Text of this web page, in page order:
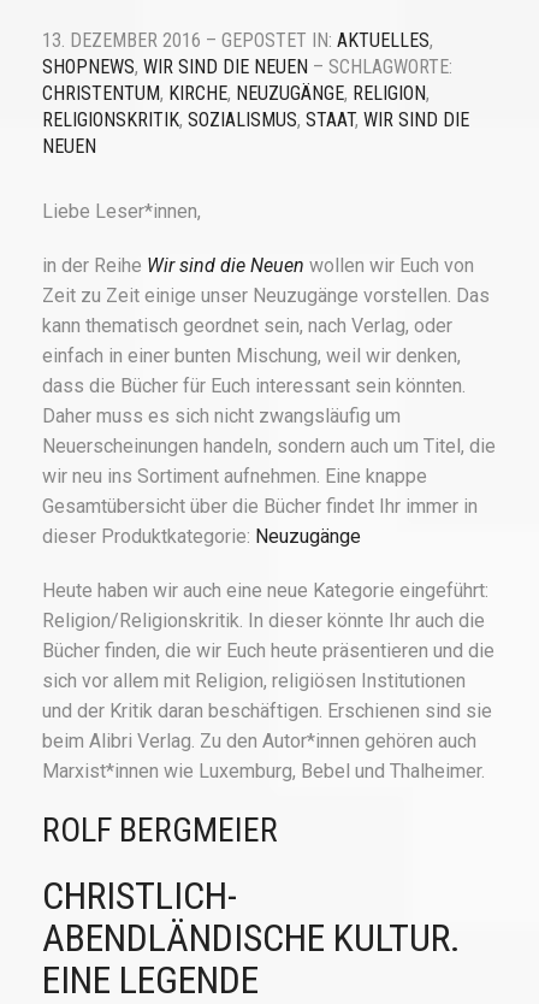
13. DEZEMBER 2016 – GEPOSTET IN: AKTUELLES,
SHOPNEWS, WIR SIND DIE NEUEN – SCHLAGWORTE:
CHRISTENTUM, KIRCHE, NEUZUGÄNGE, RELIGION,
RELIGIONSKRITIK, SOZIALISMUS, STAAT, WIR SIND DIE
NEUEN
Liebe Leser*innen,
in der Reihe Wir sind die Neuen wollen wir Euch von
Zeit zu Zeit einige unser Neuzugänge vorstellen. Das
kann thematisch geordnet sein, nach Verlag, oder
einfach in einer bunten Mischung, weil wir denken,
dass die Bücher für Euch interessant sein könnten.
Daher muss es sich nicht zwangsläufig um
Neuerscheinungen handeln, sondern auch um Titel, die
wir neu ins Sortiment aufnehmen. Eine knappe
Gesamtübersicht über die Bücher findet Ihr immer in
dieser Produktkategorie: Neuzugänge
Heute haben wir auch eine neue Kategorie eingeführt:
Religion/Religionskritik. In dieser könnte Ihr auch die
Bücher finden, die wir Euch heute präsentieren und die
sich vor allem mit Religion, religiösen Institutionen
und der Kritik daran beschäftigen. Erschienen sind sie
beim Alibri Verlag. Zu den Autor*innen gehören auch
Marxist*innen wie Luxemburg, Bebel und Thalheimer.
ROLF BERGMEIER
CHRISTLICH-
ABENDLÄNDISCHE KULTUR.
EINE LEGENDE